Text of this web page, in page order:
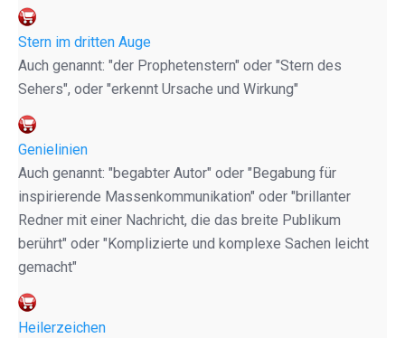
Stern im dritten Auge
Auch genannt: "der Prophetenstern" oder "Stern des
Sehers", oder "erkennt Ursache und Wirkung"
Genielinien
Auch genannt: "begabter Autor" oder "Begabung für
inspirierende Massenkommunikation" oder "brillanter
Redner mit einer Nachricht, die das breite Publikum
berührt" oder "Komplizierte und komplexe Sachen leicht
gemacht"
Heilerzeichen